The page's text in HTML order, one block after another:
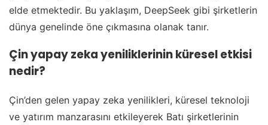
elde etmektedir. Bu yaklaşım, DeepSeek gibi şirketlerin
dünya genelinde öne çıkmasına olanak tanır.
Çin yapay zeka yeniliklerinin küresel etkisi
nedir?
Çin’den gelen yapay zeka yenilikleri, küresel teknoloji
ve yatırım manzarasını etkileyerek Batı şirketlerinin